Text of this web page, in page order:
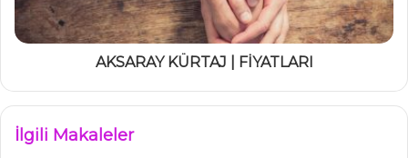
AKSARAY KÜRTAJ | FİYATLARI
İlgili Makaleler